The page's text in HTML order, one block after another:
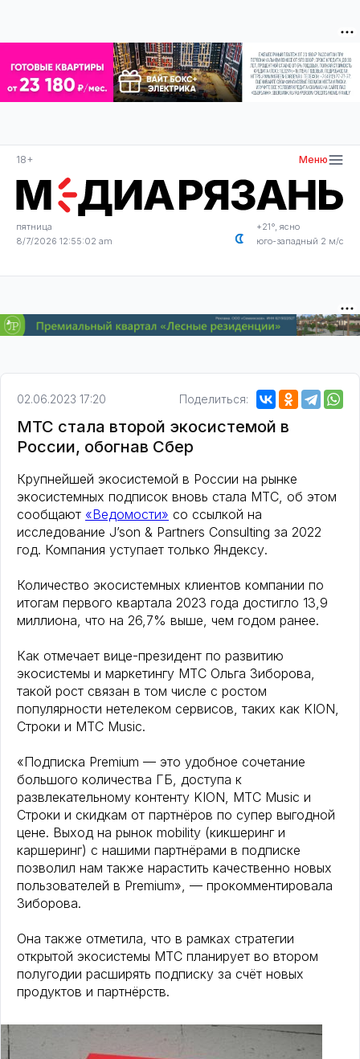
18+ Меню
пятница
8/7/2026 12:55:03 am
+21°, ясно
юго-западный 2 м/с
02.06.2023 17:20 Поделиться:
МТС стала второй экосистемой в
России, обогнав Сбер
Крупнейшей экосистемой в России на рынке
экосистемных подписок вновь стала МТС, об этом
сообщают «Ведомости» со ссылкой на
исследование J’son & Partners Consulting за 2022
год. Компания уступает только Яндексу.
Количество экосистемных клиентов компании по
итогам первого квартала 2023 года достигло 13,9
миллиона, что на 26,7% выше, чем годом ранее.
Как отмечает вице-президент по развитию
экосистемы и маркетингу МТС Ольга Зиборова,
такой рост связан в том числе с ростом
популярности нетелеком сервисов, таких как KION,
Строки и МТС Music.
«Подписка Premium — это удобное сочетание
большого количества ГБ, доступа к
развлекательному контенту KION, МТС Music и
Строки и скидкам от партнёров по супер выгодной
цене. Выход на рынок mobility (кикшеринг и
каршеринг) с нашими партнёрами в подписке
позволил нам также нарастить качественно новых
пользователей в Premium», — прокомментировала
Зиборова.
Она также отметила, что в рамках стратегии
открытой экосистемы МТС планирует во втором
полугодии расширять подписку за счёт новых
продуктов и партнёрств.